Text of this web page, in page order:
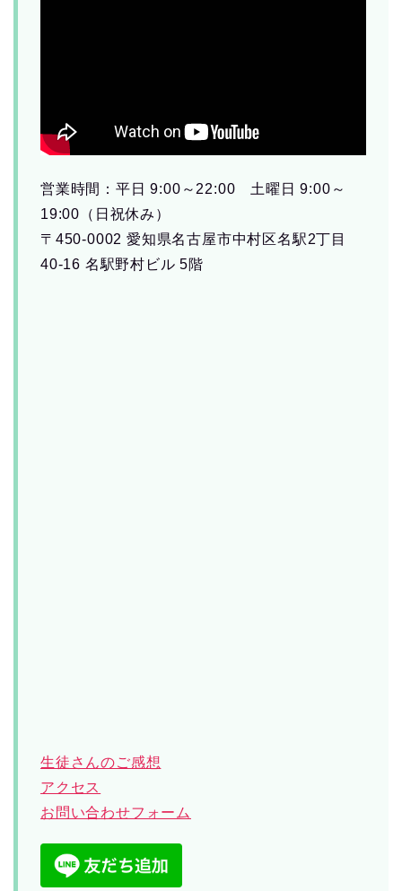
営業時間：平日 9:00～22:00 土曜日 9:00～
19:00（日祝休み）
〒450-0002 愛知県名古屋市中村区名駅2丁目
40-16 名駅野村ビル 5階
生徒さんのご感想
アクセス
お問い合わせフォーム